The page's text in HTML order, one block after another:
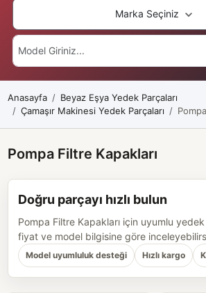
Marka Seçiniz
Anasayfa
Beyaz Eşya Yedek Parçaları
Çamaşır Makinesi Yedek Parçaları
Pompa Filtre Kapakları
Doğru parçayı hızlı bulun
Pompa Filtre Kapakları için uyumlu
fiyat ve model bilgisine göre
Model uyumluluk desteği Hızlı kargo